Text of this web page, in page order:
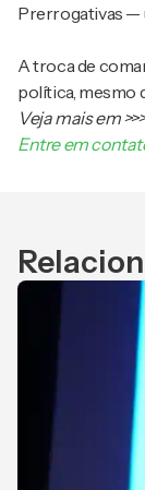
Prerrogativas —
A troca de
política, mesmo
Veja mais em>>>
Entre em